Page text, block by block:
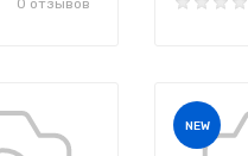
0 отзывов
NEW